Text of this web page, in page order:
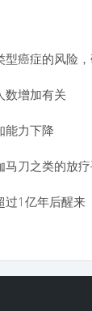
型癌症的风险
数增加有关
能力下降
过1亿年后醒来